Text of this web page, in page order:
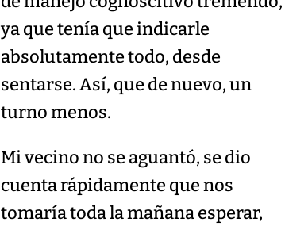
ya que tenía que indicarle
absolutamente todo, desde
sentarse. Así, que de nuevo, un
turno menos.
Mi vecino no se aguantó, se dio
cuenta rápidamente que nos
tomaría toda la mañana esperar,